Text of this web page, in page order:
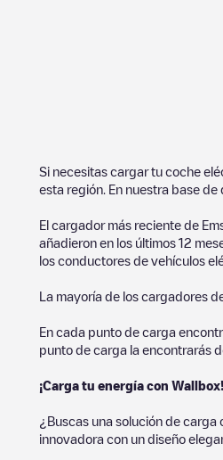
Si necesitas cargar tu coche
esta región. En nuestra base
El cargador más reciente de
añadieron en los últimos 12
los conductores de vehículos
La mayoría de los cargadores
En cada punto de carga
punto de carga la encontrarás
¡Carga tu energía con
¿Buscas una solución de
innovadora con un diseño